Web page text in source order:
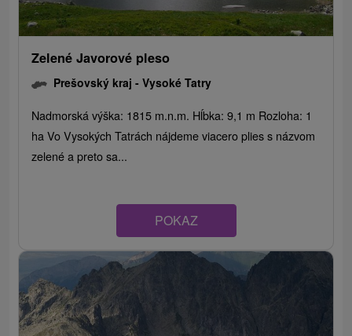
Zelené Javorové pleso
Prešovský kraj -Vysoké Tatry
Nadmorská výška: 1815 m.n.m. Hĺbka: 9,1 m Rozloha: 1
ha Vo Vysokých Tatrách nájdeme viacero plies s názvom
zelené a preto sa...
POKAZ